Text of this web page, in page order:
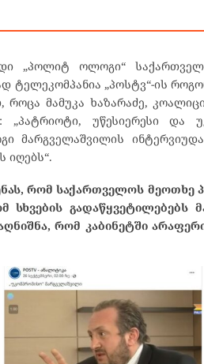
„პოლიტ ოლოგი“
ტელეკომპანია „პოსტვ“-ის
როცა მამუკა ხაზარაძე,
„პატრიოტი, უწესიერესი და
მარგველაშვილის
იღებს“.
რომ საქართველოს მეოთხე
რომ კაბინეტში